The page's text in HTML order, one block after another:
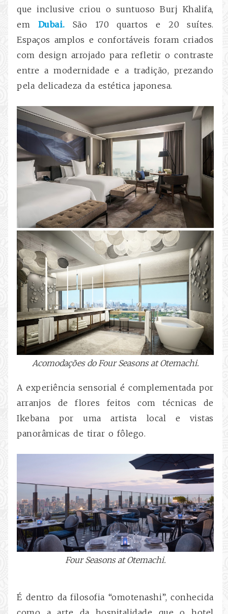
que inclusive criou o suntuoso Burj Khalifa,
em Dubai. São 170 quartos e 20 suítes.
Espaços amplos e confortáveis foram criados
com design arrojado para refletir o contraste
entre a modernidade e a tradição, prezando
pela delicadeza da estética japonesa.
Acomodações do Four Seasons at Otemachi.
A experiência sensorial é complementada por
arranjos de flores feitos com técnicas de
Ikebana por uma artista local e vistas
panorâmicas de tirar o fôlego.
Four Seasons at Otemachi.
É dentro da filosofia “omotenashi”, conhecida